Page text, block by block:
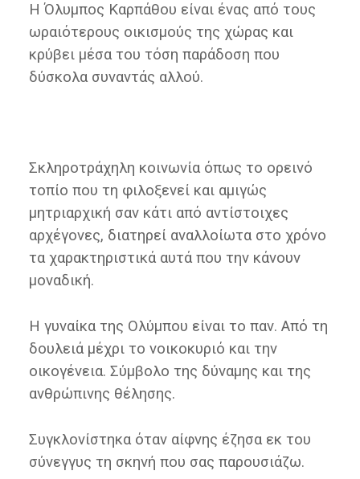
Η Όλυμπος Καρπάθου είναι ένας από τους
ωραιότερους οικισμούς της χώρας και
κρύβει μέσα του τόση παράδοση που
δύσκολα συναντάς αλλού.
Σκληροτράχηλη κοινωνία όπως το ορεινό
τοπίο που τη φιλοξενεί και αμιγώς
μητριαρχική σαν κάτι από αντίστοιχες
αρχέγονες, διατηρεί αναλλοίωτα στο χρόνο
τα χαρακτηριστικά αυτά που την κάνουν
μοναδική.
Η γυναίκα της Ολύμπου είναι το παν. Από τη
δουλειά μέχρι το νοικοκυριό και την
οικογένεια. Σύμβολο της δύναμης και της
ανθρώπινης θέλησης.
Συγκλονίστηκα όταν αίφνης έζησα εκ του
σύνεγγυς τη σκηνή που σας παρουσιάζω.